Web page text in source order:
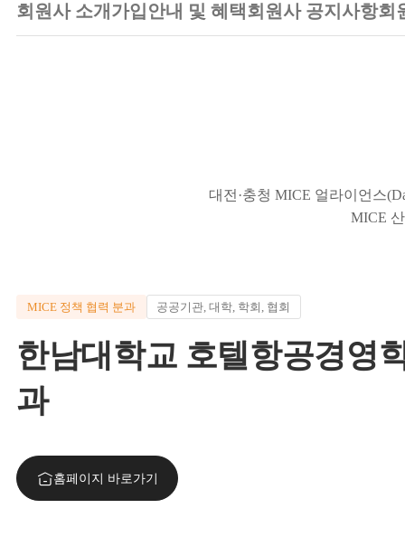
회원사 소개 가입안내 및 혜택회원사 공지사항회
대전·충청 MICE 얼라이언스
MICE
MICE 정책 협력 분과 공공기관, 대학, 학회, 협회
한남대학교 호텔항공경영
과
홈페이지 바로가기